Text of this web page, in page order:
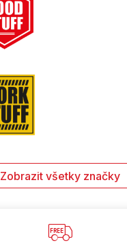
Zobrazit všetky značky